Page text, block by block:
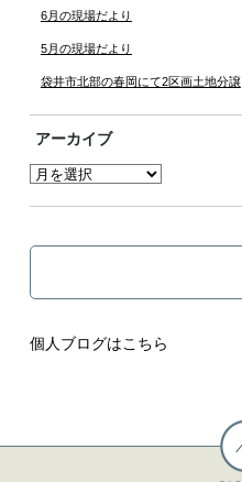
6月の現場だより
5月の現場だより
袋井市北部の春岡にて2区画土地分譲
アーカイブ
個人ブログはこちら